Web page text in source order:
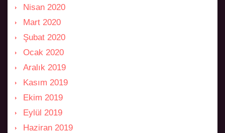
Nisan 2020
Mart 2020
Şubat 2020
Ocak 2020
Aralık 2019
Kasım 2019
Ekim 2019
Eylül 2019
Haziran 2019